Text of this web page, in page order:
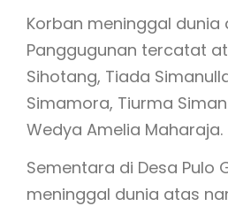
Korban meninggal dunia
Panggugunan tercatat
Sihotang, Tiada
Simamora, Tiurma
Wedya Amelia Maharaja.
Sementara di Desa Pulo
meninggal dunia atas